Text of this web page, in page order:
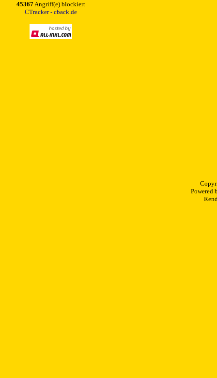
45367Angriff(e) blockiert
CTracker - cback.de
Powered